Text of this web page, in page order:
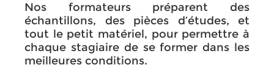
Nos formateurs préparent des
échantillons, des pièces d’études, et
tout le petit matériel, pour permettre à
chaque stagiaire de se former dans les
meilleures conditions.